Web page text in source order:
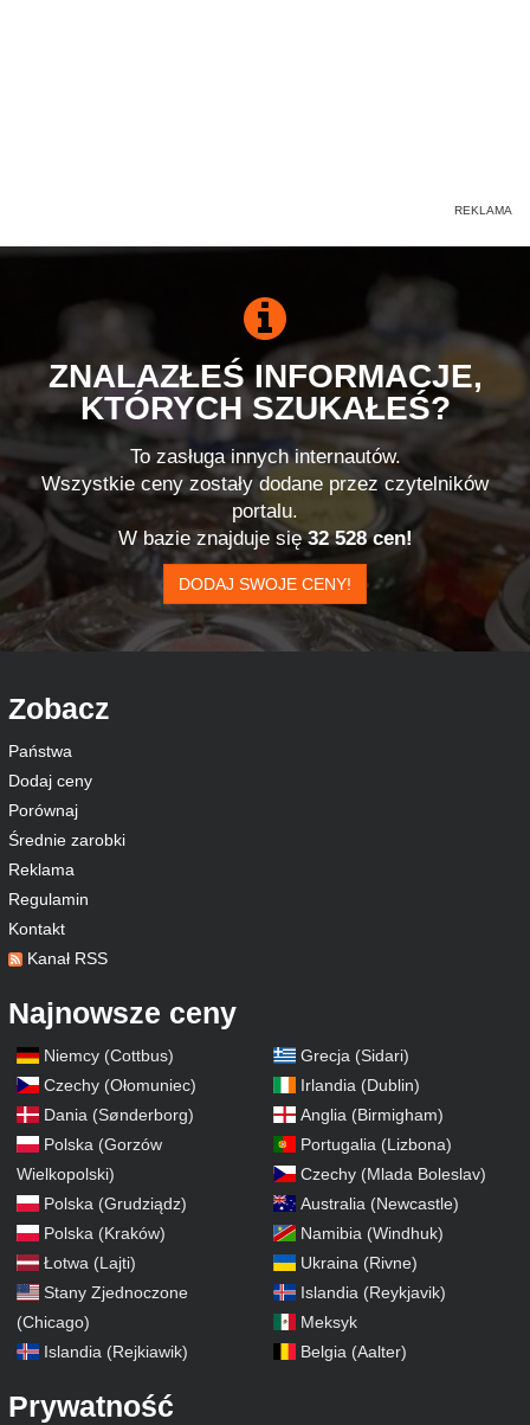
ZNALAZŁEŚ INFORMACJE,
KTÓRYCH SZUKAŁEŚ?
To zasługa innych internautów.
Wszystkie ceny zostały dodane przez czytelników
portalu.
W bazie znajduje się32 528 cen!
DODAJ SWOJE CENY!
Zobacz
Państwa
Dodaj ceny
Porównaj
Średnie zarobki
Reklama
Regulamin
Kontakt
Kanał RSS
Najnowsze ceny
Niemcy (Cottbus)
Czechy (Ołomuniec)
Dania (Sønderborg)
Polska (Gorzów
Wielkopolski)
Polska (Grudziądz)
Polska (Kraków)
Łotwa (Lajti)
Stany Zjednoczone
(Chicago)
Islandia (Rejkiawik)
Grecja (Sidari)
Irlandia (Dublin)
Anglia (Birmigham)
Portugalia (Lizbona)
Czechy (Mlada Boleslav)
Australia (Newcastle)
Namibia (Windhuk)
Ukraina (Rivne)
Islandia (Reykjavik)
Meksyk
Belgia (Aalter)
Prywatność